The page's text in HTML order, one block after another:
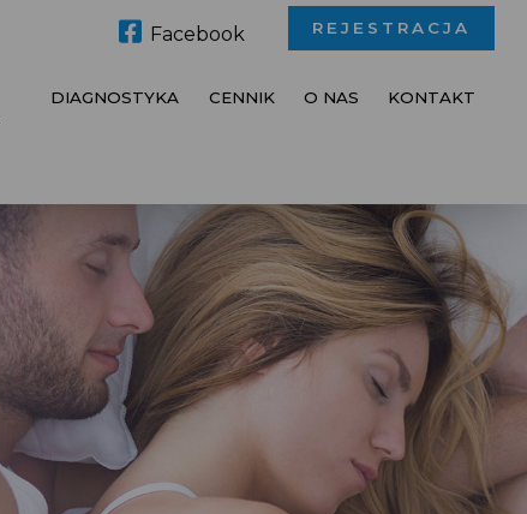
Facebook
DIAGNOSTYKA CENNIK O NAS KONTAKT
REJESTRACJA